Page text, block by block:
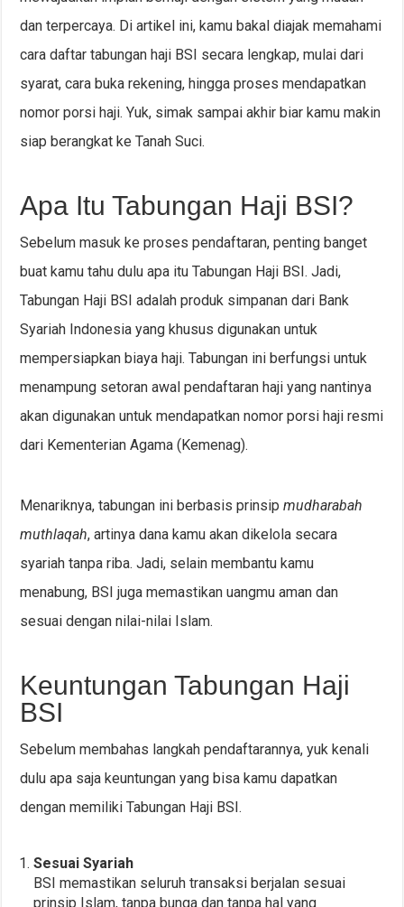
dan terpercaya. Di artikel ini, kamu bakal diajak memahami
cara daftar tabungan haji BSI secara lengkap, mulai dari
syarat, cara buka rekening, hingga proses mendapatkan
nomor porsi haji. Yuk, simak sampai akhir biar kamu makin
siap berangkat ke Tanah Suci.
Apa Itu Tabungan Haji BSI?
Sebelum masuk ke proses pendaftaran, penting banget
buat kamu tahu dulu apa itu Tabungan Haji BSI. Jadi,
Tabungan Haji BSI adalah produk simpanan dari Bank
Syariah Indonesia yang khusus digunakan untuk
mempersiapkan biaya haji. Tabungan ini berfungsi untuk
menampung setoran awal pendaftaran haji yang nantinya
akan digunakan untuk mendapatkan nomor porsi haji resmi
dari Kementerian Agama (Kemenag).
Menariknya, tabungan ini berbasis prinsipmudharabah
muthlaqah, artinya dana kamu akan dikelola secara
syariah tanpa riba. Jadi, selain membantu kamu
menabung, BSI juga memastikan uangmu aman dan
sesuai dengan nilai-nilai Islam.
Keuntungan Tabungan Haji
BSI
Sebelum membahas langkah pendaftarannya, yuk kenali
dulu apa saja keuntungan yang bisa kamu dapatkan
dengan memiliki Tabungan Haji BSI.
Sesuai Syariah
BSI memastikan seluruh transaksi berjalan sesuai
prinsip Islam, tanpa bunga dan tanpa hal yang